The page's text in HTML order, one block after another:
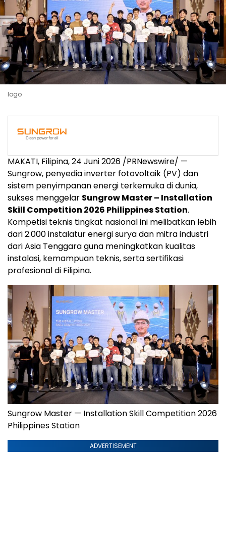
logo
MAKATI, Filipina,24 Juni 2026 /PRNewswire/ —
Sungrow, penyedia inverter fotovoltaik (PV) dan
sistem penyimpanan energi terkemuka di dunia,
sukses menggelar Sungrow Master – Installation
Skill Competition 2026 Philippines Station.
Kompetisi teknis tingkat nasional ini melibatkan lebih
dari 2.000 instalatur energi surya dan mitra industri
dari Asia Tenggara guna meningkatkan kualitas
instalasi, kemampuan teknis, serta sertifikasi
profesional di Filipina.
Sungrow Master — Installation Skill Competition 2026
Philippines Station
ADVERTISEMENT